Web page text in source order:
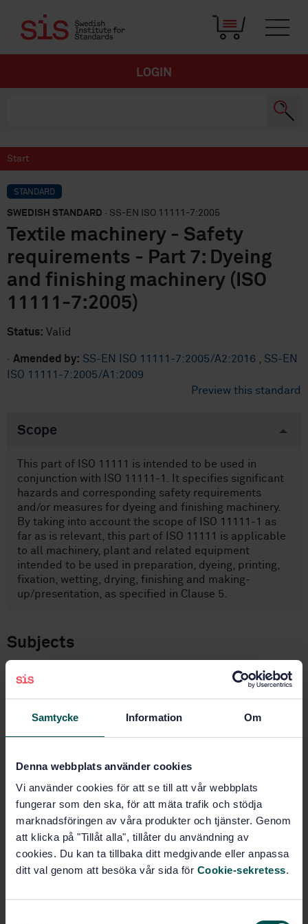
Samtycke Information Om
Denna webbplats använder cookies
Vi använder cookies för att se till att vår webbplats
fungerar som den ska, för att mäta trafik och stödja
marknadsföringen av våra produkter och tjänster. Genom
att klicka på "Tillåt alla", tillåter du användning av
cookies. Du kan ta tillbaka ditt medgivande eller anpassa
ditt val genom att besöka vår sida för Cookie-sekretess.
LOGIN
Start
STANDARD
SWEDISH STANDARD · SS-EN ISO 11111-7:2005
Textile machinery - Safety
requirements - Part 7: Dyeing
and finishing machinery (ISO
11111-7:2005)
Status: Valid
· Amended by: SS-EN ISO 11111-7:2005/A2:2016
SS-EN
ISO 11111-7:2005/A1:2009
Preview this standard
Scope
This part of ISO 11111 is intended to be used in
conjunction with ISO 11111-1. It specifies significant
hazards and corresponding safety requirements
and/or measures for dyeing and finishing machinery.
By taking into account the scope of ISO 11111-1 as
far as is relevant, this part of ISO 11111 is applicable
to all machinery, plant and related equipment
intended to be used in preparation, dyeing, printing,
fixation, wetting, drying, finishing and making-
up/presentation, as specified in Clause 5.
Subjects
Textile machinery and machinery
Buy this standard
STANDARD
SWEDISH STANDARD · SS-EN ISO 11111-7:2005
Dyeing and finishing machinery (ISO 11111-7:2005)